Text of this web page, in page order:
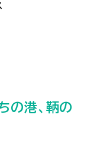
の港、鞆の